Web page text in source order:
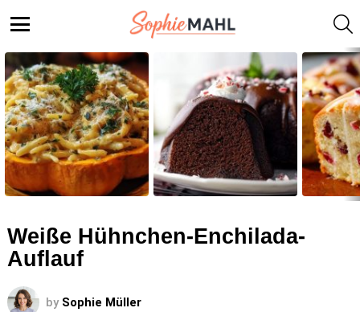
STORIES
Weiße Hühnchen-Enchilada-
Auflauf
by Sophie Müller